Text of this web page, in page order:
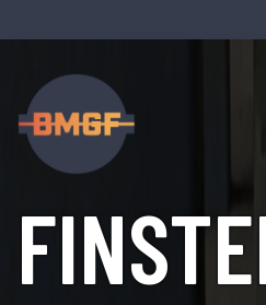
content